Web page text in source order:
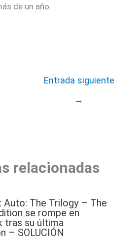
de un año.
Entrada siguiente
→
relacionadas
Auto: The Trilogy – The
se rompe en
tras su última
– SOLUCIÓN